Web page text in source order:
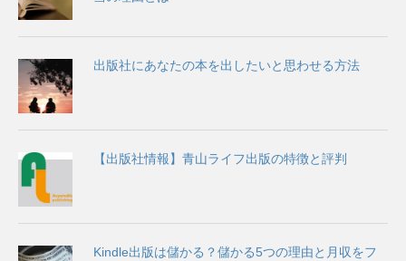
出版社にあなたの本を出したいと思わせる方法
【出版社情報】青山ライフ出版の特徴と評判
Kindle出版は儲かる？儲かる5つの理由と月収をフ